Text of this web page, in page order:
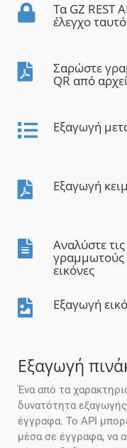
Τα GZ REST
έλεγχο
Σαρώστε
QR από
Εξαγωγή
Εξαγωγή
Αναλύστε
γραμμωτούς
εικόνες
Εξαγωγή
Εξαγωγή
Ένα από τα
δυνατότητα
έγγραφα. Το API
μέσα σε έγγραφα, να